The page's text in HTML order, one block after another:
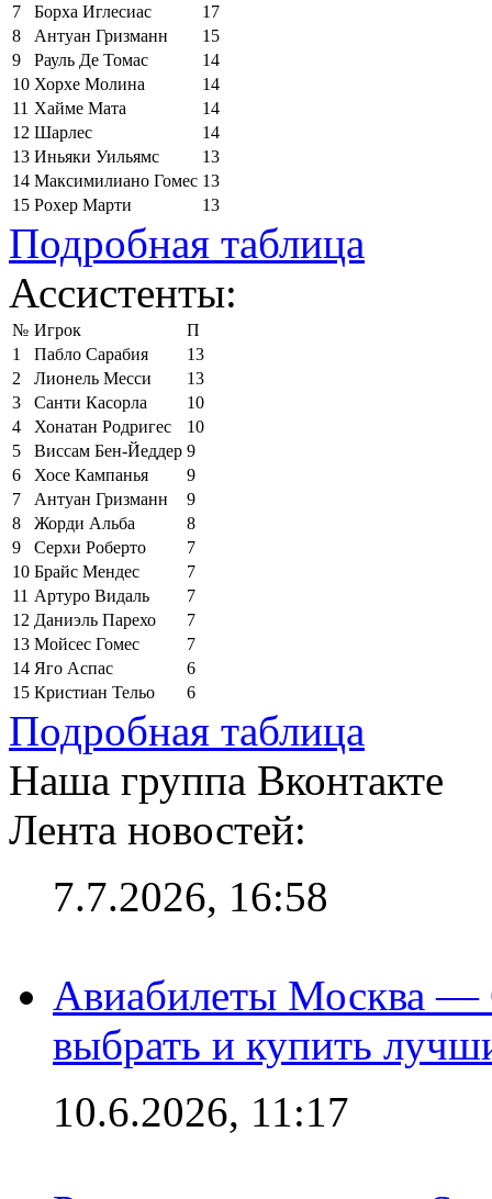
7
Борха Иглесиас
17
8
Антуан Гризманн
15
9
Рауль Де Томас
14
10 Хорхе Молина
14
11 Хайме Мата
14
12 Шарлес
14
13 Иньяки Уильямс
13
14 Максимилиано Гомес 13
15 Рохер Марти 13
Подробная таблица
Ассистенты:
№ Игрок
П
1
Пабло Сарабия
13
2
Лионель Месси
13
3
Санти Касорла
10
4
Хонатан Родригес
10
5
Виссам Бен-Йеддер 9
6
Хосе Кампанья
9
7
Антуан Гризманн
9
8
Жорди Альба
8
9
Серхи Роберто
7
10 Брайс Мендес
7
11 Артуро Видаль
7
12 Даниэль Парехо
7
13 Мойсес Гомес
7
14 Яго Аспас
6
15 Кристиан Тельо 6
Подробная таблица
Наша группа Вконтакте
Лента новостей:
7.7.2026, 16:58
Авиабилеты Москва —
выбрать и купить
10.6.2026, 11:17